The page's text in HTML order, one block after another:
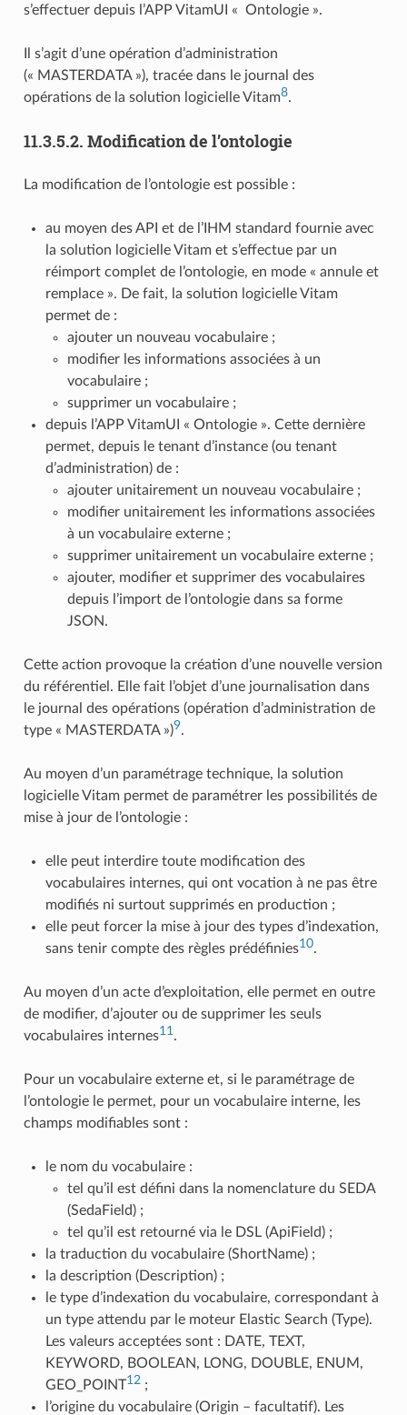
s’effectuer depuis l’APP VitamUI « Ontologie ».
Il s’agit d’une opération d’administration
(« MASTERDATA »), tracée dans le journal des
opérations de la solution logicielle Vitam8.
11.3.5.2. Modification de l’ontologie
La modification de l’ontologie est possible :
au moyen des API et de l’IHM standard fournie avec
la solution logicielle Vitam et s’effectue par un
réimport complet de l’ontologie, en mode « annule et
remplace ». De fait, la solution logicielle Vitam
permet de :
ajouter un nouveau vocabulaire ;
modifier les informations associées à un
vocabulaire ;
supprimer un vocabulaire ;
depuis l’APP VitamUI « Ontologie ». Cette dernière
permet, depuis le tenant d’instance (ou tenant
d’administration) de :
ajouter unitairement un nouveau vocabulaire ;
modifier unitairement les informations associées
à un vocabulaire externe ;
supprimer unitairement un vocabulaire externe ;
ajouter, modifier et supprimer des vocabulaires
depuis l’import de l’ontologie dans sa forme
JSON.
Cette action provoque la création d’une nouvelle version
du référentiel. Elle fait l’objet d’une journalisation dans
le journal des opérations (opération d’administration de
type « MASTERDATA »)9.
Au moyen d’un paramétrage technique, la solution
logicielle Vitam permet de paramétrer les possibilités de
mise à jour de l’ontologie :
elle peut interdire toute modification des
vocabulaires internes, qui ont vocation à ne pas être
modifiés ni surtout supprimés en production ;
elle peut forcer la mise à jour des types d’indexation,
sans tenir compte des règles prédéfinies10.
Au moyen d’un acte d’exploitation, elle permet en outre
de modifier, d’ajouter ou de supprimer les seuls
vocabulaires internes11.
Pour un vocabulaire externe et, si le paramétrage de
l’ontologie le permet, pour un vocabulaire interne, les
champs modifiables sont :
le nom du vocabulaire :
tel qu’il est défini dans la nomenclature du SEDA
(SedaField) ;
tel qu’il est retourné via le DSL (ApiField) ;
la traduction du vocabulaire (ShortName) ;
la description (Description) ;
le type d’indexation du vocabulaire, correspondant à
un type attendu par le moteur Elastic Search (Type).
Les valeurs acceptées sont : DATE, TEXT,
KEYWORD, BOOLEAN, LONG, DOUBLE, ENUM,
GEO_POINT12;
l’origine du vocabulaire (Origin – facultatif). Les